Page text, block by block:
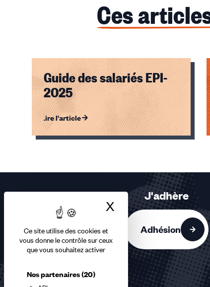
Ce site utilise des cookies et
vous donne le contrôle sur ceux
que vous souhaitez activer
Nos partenaires(20)
X Masquer le
Ces
Guide des salariés EPI-
2025
Lire l'article
Éléments
sur
accessibles
J'adhère
Adhésion